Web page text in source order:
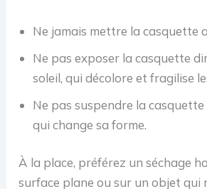
Ne jamais mettre la casquette
Ne pas exposer la casquette
soleil, qui décolore et fragilise
Ne pas suspendre la casquette
qui change sa forme.
À la place, préférez un séchage
surface plane ou sur un objet qui